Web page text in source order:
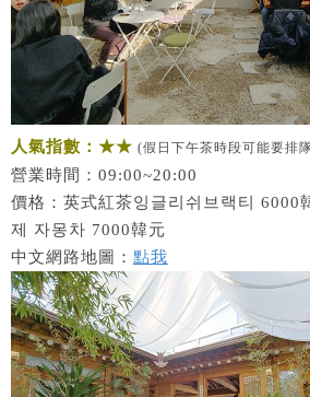
人氣指數：★★ (假日下午茶時段可能要排
營業時間：09:00~20:00
價格：英式紅茶잉글리쉬브랙티 6000
제 자몽차 7000韓元
中文網路地圖： 點我